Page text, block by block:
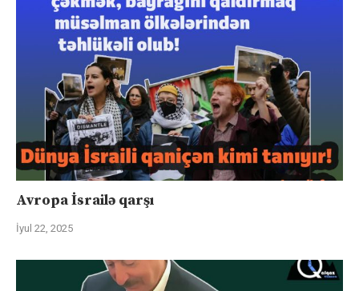
Avropa İsrailə qarşı
İyul 22, 2025